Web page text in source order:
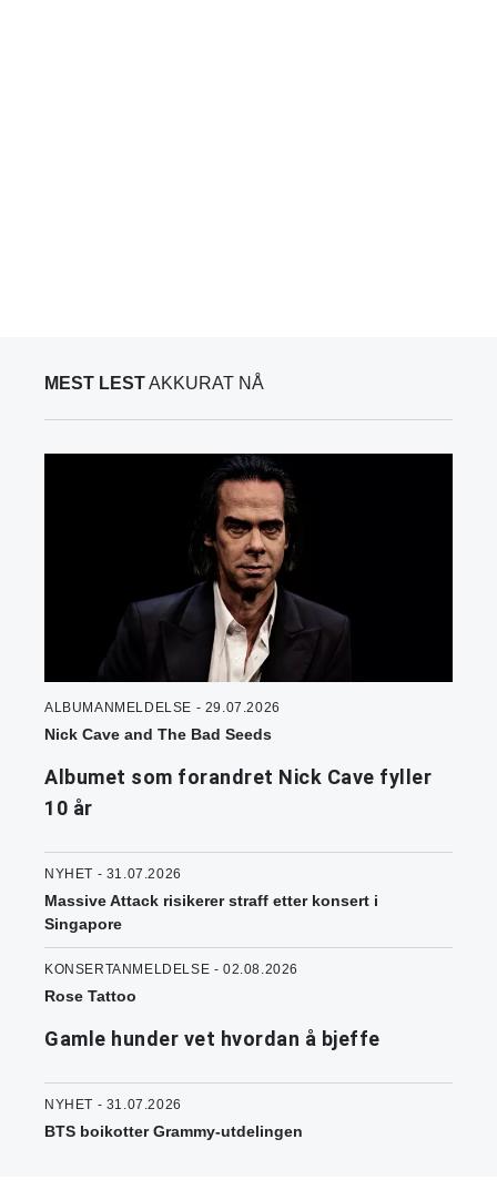
MEST LESTAKKURAT NÅ
ALBUMANMELDELSE - 29.07.2026
Nick Cave and The Bad Seeds
Albumet som forandret Nick Cave fyller
10 år
NYHET - 31.07.2026
Massive Attack risikerer straff etter konsert i
Singapore
KONSERTANMELDELSE - 02.08.2026
Rose Tattoo
Gamle hunder vet hvordan å bjeffe
NYHET - 31.07.2026
BTS boikotter Grammy-utdelingen